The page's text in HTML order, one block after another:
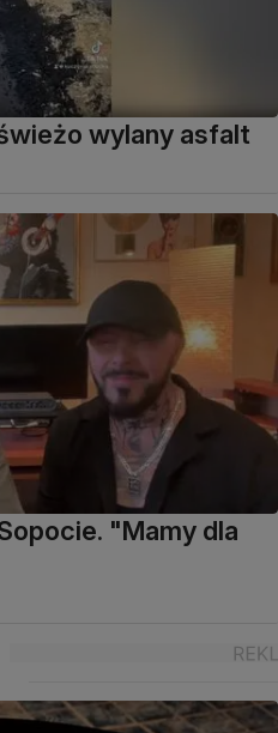
wylany asfalt
"Mamy dla